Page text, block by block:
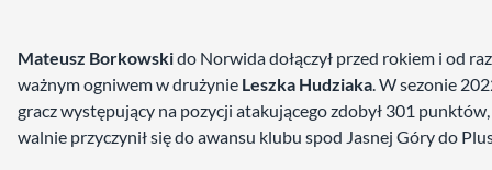
Mateusz Borkowskido Norwida dołączył przed rokiem i od
ważnym ogniwem w drużynie Leszka Hudziaka. W sezonie
gracz występujący na pozycji atakującego zdobył 301
walnie przyczynił się do awansu klubu spod Jasnej Góry do